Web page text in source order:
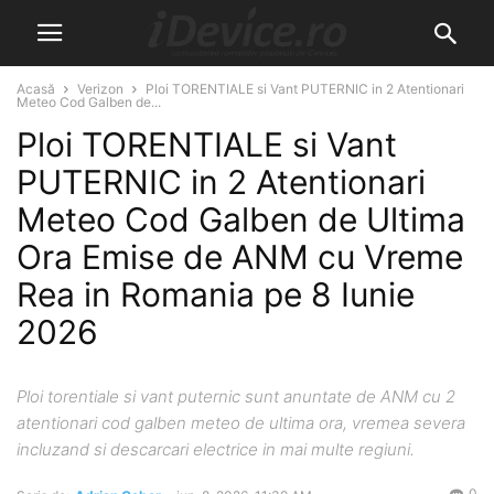
Acasă Verizon
Ploi TORENTIALE si Vant PUTERNIC in 2 Atentionari
Meteo Cod Galben de...
Ploi TORENTIALE si Vant
PUTERNIC in 2 Atentionari
Meteo Cod Galben de Ultima
Ora Emise de ANM cu Vreme
Rea in Romania pe 8 Iunie
2026
Ploi torentiale si vant puternic sunt anuntate de ANM cu 2
atentionari cod galben meteo de ultima ora, vremea severa
incluzand si descarcari electrice in mai multe regiuni.